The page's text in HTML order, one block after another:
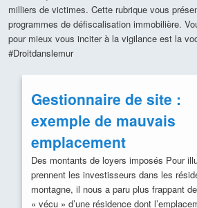
milliers de victimes. Cette rubrique vous
programmes de défiscalisation immobilière.
pour mieux vous inciter à la vigilance est la
#Droitdanslemur
Gestionnaire de site :
exemple de mauvais
emplacement
Des montants de loyers imposés Pour
prennent les investisseurs dans les
montagne, il nous a paru plus frappant
« vécu » d’une résidence dont